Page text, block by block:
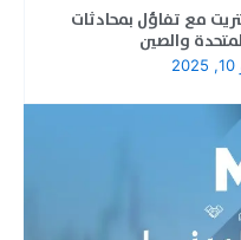
مع تفاؤل بمحادثات
والصين